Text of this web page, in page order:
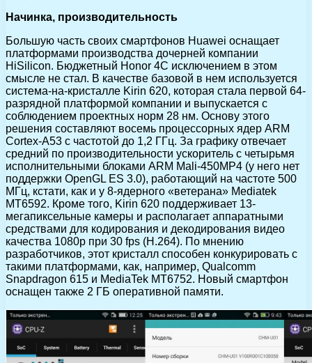
Начинка, производительность
Большую часть своих смартфонов Huawei оснащает
платформами производства дочерней компании
HiSilicon. Бюджетный Honor 4C исключением в этом
смысле не стал. В качестве базовой в нем используется
система-на-кристалле Kirin 620, которая стала первой 64-
разрядной платформой компании и выпускается с
соблюдением проектных норм 28 нм. Основу этого
решения составляют восемь процессорных ядер ARM
Cortex-A53 с частотой до 1,2 ГГц. За графику отвечает
средний по производительности ускоритель с четырьмя
исполнительными блоками ARM Mali-450MP4 (у него нет
поддержки OpenGL ES 3.0), работающий на частоте 500
МГц, кстати, как и у 8-ядерного «ветерана» Mediatek
MT6592. Кроме того, Kirin 620 поддерживает 13-
мегапиксельные камеры и располагает аппаратными
средствами для кодирования и декодирования видео
качества 1080p при 30 fps (H.264). По мнению
разработчиков, этот кристалл способен конкурировать с
такими платформами, как, например, Qualcomm
Snapdragon 615 и MediaTek MT6752. Новый смартфон
оснащен также 2 ГБ оперативной памяти.